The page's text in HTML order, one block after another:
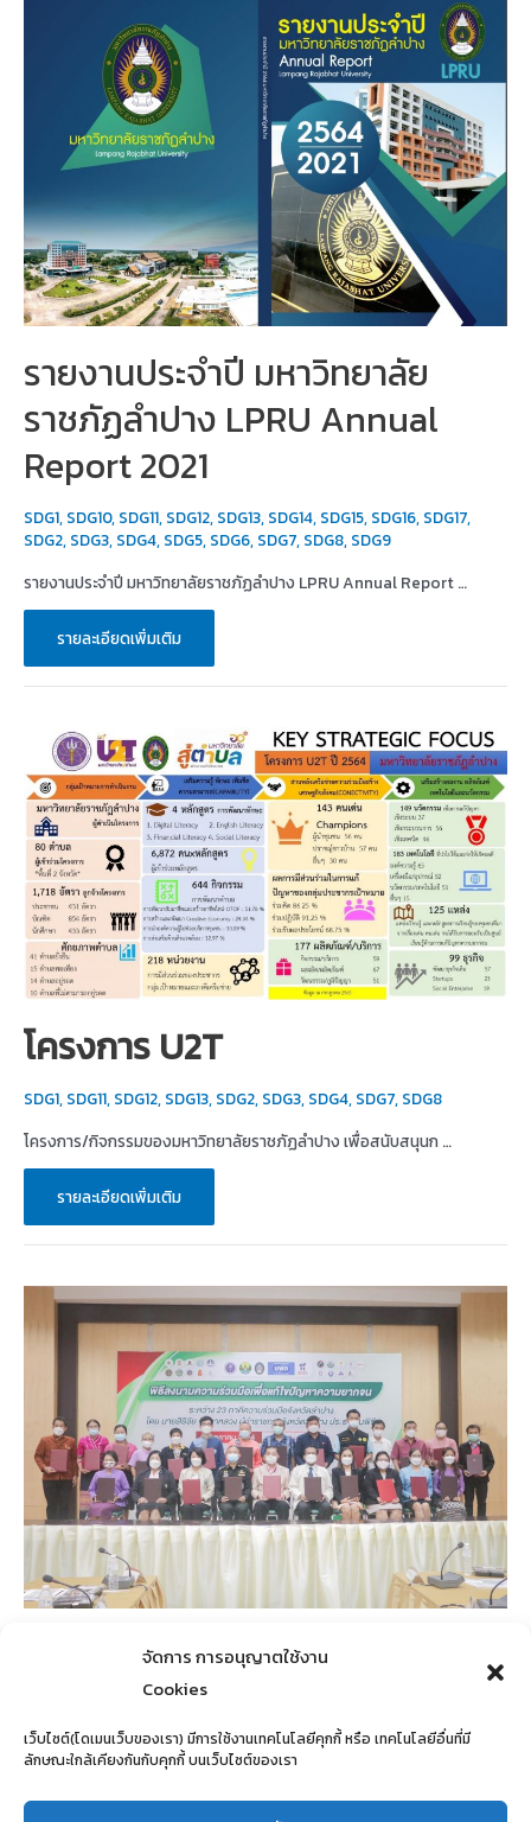
จัดการ การอนุญาตใช้งาน
Cookies
เว็บไซต์(โดเมนเว็บของเรา) มีการใช้งานเทคโนโลยีคุกกี้ หรือ เทคโนโลยีอื่นที่มี
ลักษณะใกล้เคียงกันกับคุกกี้ บนเว็บไซต์ของเรา
รายงานประจำปี มหาวิทยาลัย
ราชภัฏลำปาง LPRU Annual
Report 2021
SDG1, SDG10, SDG11, SDG12, SDG13, SDG14, SDG15, SDG16, SDG17,
SDG2, SDG3, SDG4, SDG5, SDG6, SDG7, SDG8, SDG9
รายงานประจำปี มหาวิทยาลัยราชภัฏลำปาง LPRU Annual Report …
รายงาน
ประจำ
ราชภัฏ
Annual
Report
2021
รายละเอียดเพิ่มเติม
โครงการ U2T
SDG1, SDG11, SDG12, SDG13, SDG2, SDG3, SDG4, SDG7, SDG8
โครงการ/กิจกรรมของมหาวิทยาลัยราชภัฏลำปาง เพื่อสนับสนุนก …
โครงการ
U2T
รายละเอียดเพิ่มเติม
โครงการลำปางแก้จน
โครงการ/กิจกรรมของมหาวิทยาลัยราชภัฏลำปาง เพื่อสนับสนุนก …
โครงการ
รายละเอียดเพิ่มเติม